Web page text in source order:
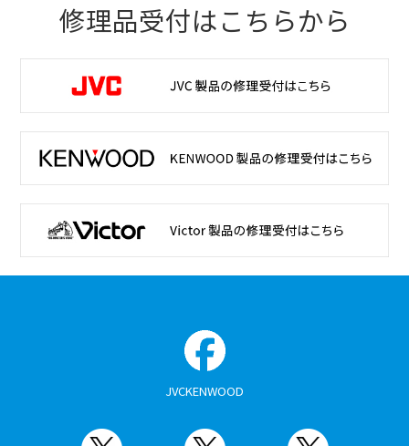
修理品受付はこちらから
JVCKENWOOD